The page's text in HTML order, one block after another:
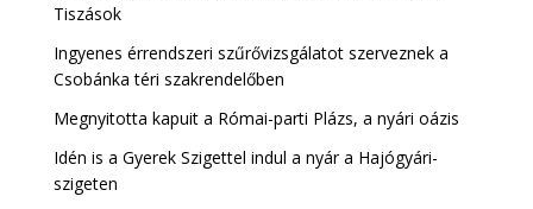
Tiszások
Ingyenes érrendszeri szűrővizsgálatot szerveznek a
Csobánka téri szakrendelőben
Megnyitotta kapuit a Római-parti Plázs, a nyári oázis
Idén is a Gyerek Szigettel indul a nyár a Hajógyári-
szigeten